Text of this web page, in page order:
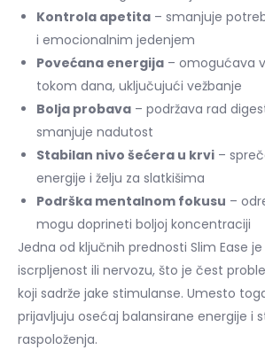
Kontrola apetita – smanjuje
i emocionalnim jedenjem
Povećana energija – omogućava
tokom dana, uključujući vežbanje
Bolja probava – podržava rad
smanjuje nadutost
Stabilan nivo šećera u krvi –
energije i želju za slatkišima
Podrška mentalnom fokusu –
mogu doprineti boljoj koncentraciji
Jedna od ključnih prednosti Slim Ease
iscrpljenost ili nervozu, što je čest
koji sadrže jake stimulanse. Umesto
prijavljuju osećaj balansirane energije i
raspoloženja.